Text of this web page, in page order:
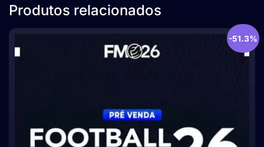
Produtos relacionados
-51.3%